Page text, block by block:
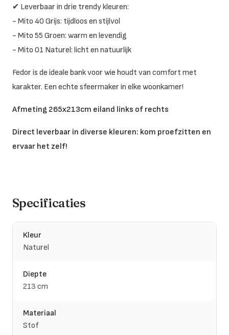
✔ Leverbaar in drie trendy kleuren:
- Mito 40 Grijs: tijdloos en stijlvol
- Mito 55 Groen: warm en levendig
- Mito 01 Naturel: licht en natuurlijk
Fedor is de ideale bank voor wie houdt van comfort met
karakter. Een echte sfeermaker in elke woonkamer!
Afmeting 265x213cm eiland links of rechts
Direct leverbaar in diverse kleuren: kom proefzitten en
ervaar het zelf!
Specificaties
Kleur
Naturel
Diepte
213 cm
Materiaal
Stof